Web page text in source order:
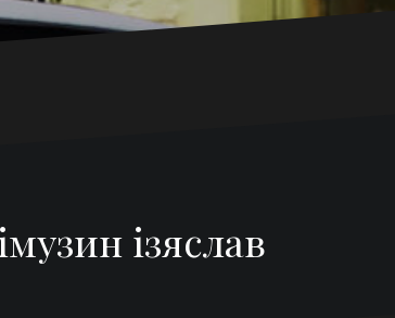
ізяслав